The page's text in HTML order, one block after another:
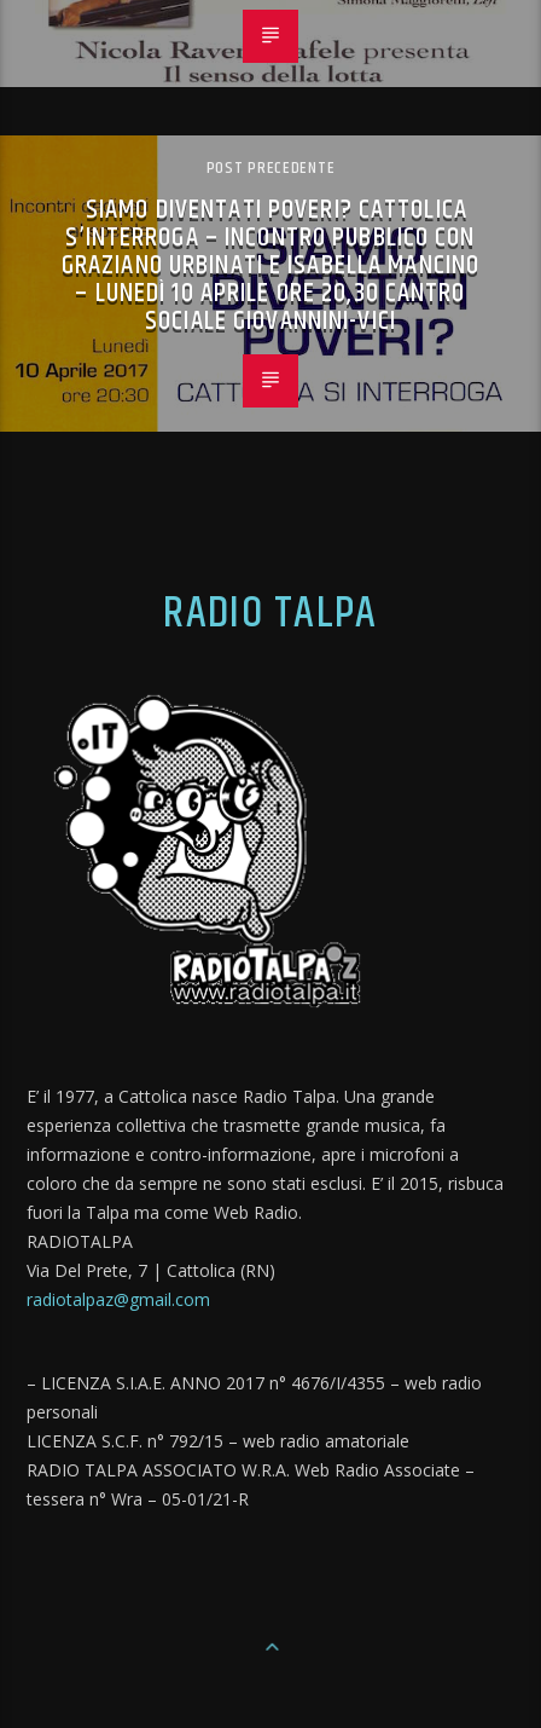
POST PRECEDENTE
SIAMO DIVENTATI POVERI? CATTOLICA
S’INTERROGA – INCONTRO PUBBLICO CON
GRAZIANO URBINATI E ISABELLA MANCINO
– LUNEDÌ 10 APRILE ORE 20,30 CANTRO
SOCIALE GIOVANNINI-VICI
RADIO TALPA
E’ il 1977, a Cattolica nasce Radio Talpa. Una grande
esperienza collettiva che trasmette grande musica, fa
informazione e contro-informazione, apre i microfoni a
coloro che da sempre ne sono stati esclusi. E’ il 2015, risbuca
fuori la Talpa ma come Web Radio.
RADIOTALPA
Via Del Prete, 7 | Cattolica (RN)
radiotalpaz@gmail.com
– LICENZA S.I.A.E. ANNO 2017 n° 4676/I/4355 – web radio
personali
LICENZA S.C.F. n° 792/15 – web radio amatoriale
RADIO TALPA ASSOCIATO W.R.A. Web Radio Associate –
tessera n° Wra – 05-01/21-R